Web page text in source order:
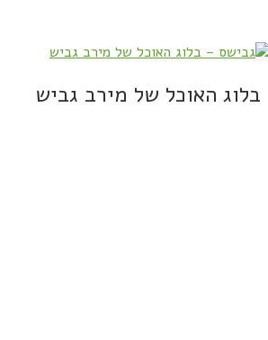
בלוג האוכל של מירב גביש